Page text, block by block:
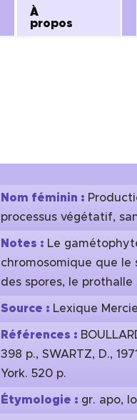
À
propos
Nom féminin :
processus végétatif,
Notes : Le
chromosomique que le
des spores, le
Source : Lexique
Références :
398 p., SWARTZ, D.,
York. 520 p.
Étymologie : gr. apo,